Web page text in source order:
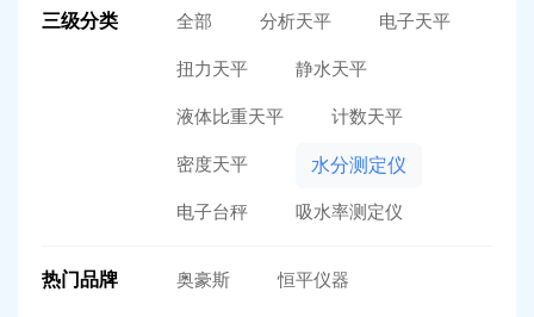
三级分类 全部 分析天平 电子天平
扭力天平 静水天平
液体比重天平 计数天平
密度天平 水分测定仪
电子台秤 吸水率测定仪
热门品牌 奥豪斯 恒平仪器